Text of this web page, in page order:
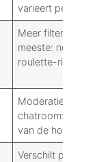
varieert per uur.
Meer filters dan
meeste: nog
roulette-risico's
Moderatie per
chatroom:
van de host.
Verschilt per